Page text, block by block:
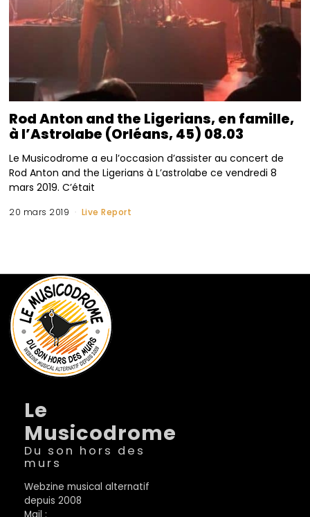
Rod Anton and the Ligerians, en famille,
à l’Astrolabe (Orléans, 45) 08.03
Le Musicodrome a eu l’occasion d’assister au concert de
Rod Anton and the Ligerians à L’astrolabe ce vendredi 8
mars 2019. C’était
20 mars 2019 Live Report
Le
Musicodrome
Du son hors des
murs
Webzine musical alternatif
depuis 2008